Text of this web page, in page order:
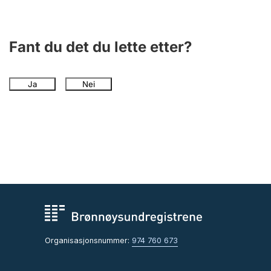
Fant du det du lette etter?
Ja Nei
Organisasjonsnummer: 974 760 673